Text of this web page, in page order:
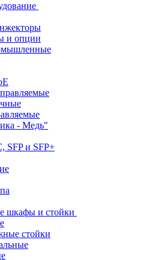
и опции
- Медь"
SFP и SFP+
шкафы и стойки
стойки